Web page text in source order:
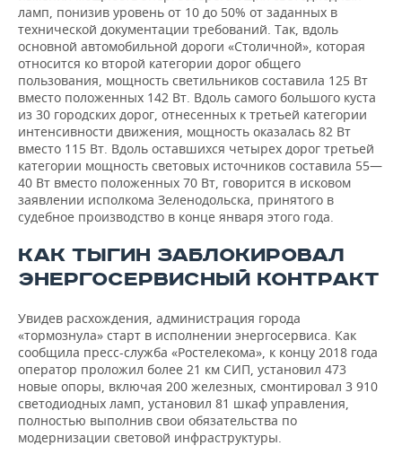
ламп, понизив уровень от 10 до 50% от заданных в
технической документации требований. Так, вдоль
основной автомобильной дороги «Столичной», которая
относится ко второй категории дорог общего
пользования, мощность светильников составила 125 Вт
вместо положенных 142 Вт. Вдоль самого большого куста
из 30 городских дорог, отнесенных к третьей категории
интенсивности движения, мощность оказалась 82 Вт
вместо 115 Вт. Вдоль оставшихся четырех дорог третьей
категории мощность световых источников составила 55—
40 Вт вместо положенных 70 Вт, говорится в исковом
заявлении исполкома Зеленодольска, принятого в
судебное производство в конце января этого года.
КАК ТЫГИН ЗАБЛОКИРОВАЛ
ЭНЕРГОСЕРВИСНЫЙ КОНТРАКТ
Увидев расхождения, администрация города
«тормознула» старт в исполнении энергосервиса. Как
сообщила пресс-служба «Ростелекома», к концу 2018 года
оператор проложил более 21 км СИП, установил 473
новые опоры, включая 200 железных, смонтировал 3 910
светодиодных ламп, установил 81 шкаф управления,
полностью выполнив свои обязательства по
модернизации световой инфраструктуры.